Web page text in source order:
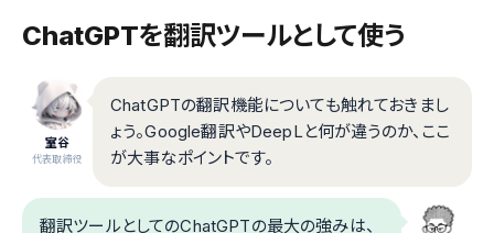
ChatGPTを翻訳ツールとして使う
室谷
代表取締役
ChatGPTの翻訳機能についても触れておきまし
ょう。Google翻訳やDeepLと何が違うのか、ここ
が大事なポイントです。
翻訳ツールとしてのChatGPTの最大の強みは、